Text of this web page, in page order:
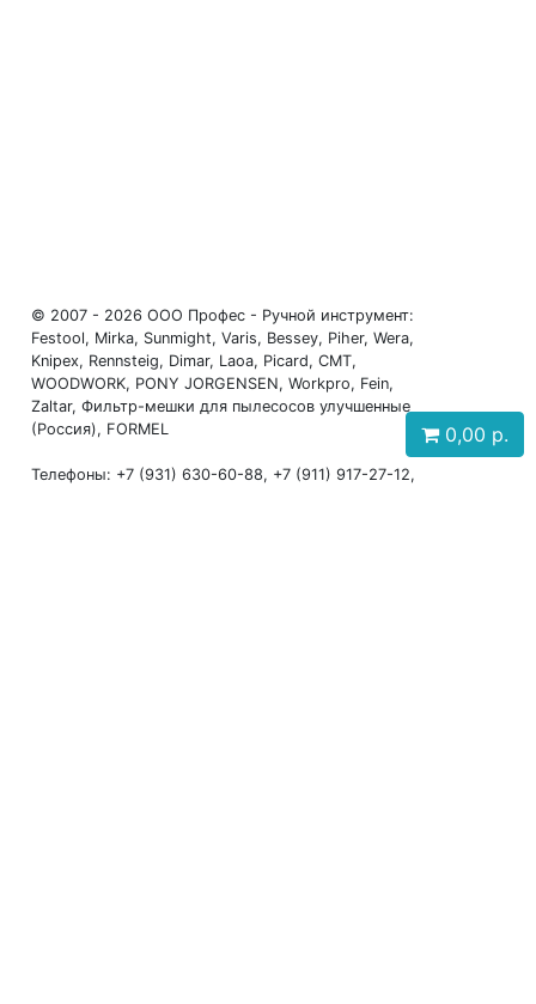
© 2007 - 2026 ООО Профес - Ручной инструмент:
Festool, Mirka, Sunmight, Varis, Bessey, Piher, Wera,
Knipex, Rennsteig, Dimar, Laoa, Picard, CMT,
WOODWORK, PONY JORGENSEN, Workpro, Fein,
Zaltar, Фильтр-мешки для пылесосов улучшенные
(Россия), FORMEL
Телефоны: +7 (931) 630-60-88, +7 (911) 917-27-12,
0,00 р.